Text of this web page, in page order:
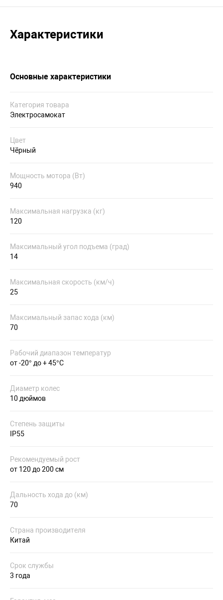
Характеристики
Основные характеристики
Категория товара
Электросамокат
Цвет
Чёрный
Мощность мотора (Вт)
940
Максимальная нагрузка (кг)
120
Максимальный угол подъема (град)
14
Максимальная скорость (км/ч)
25
Максимальный запас хода (км)
70
Рабочий диапазон температур
от -20° до + 45°С
Диаметр колес
10 дюймов
Степень защиты
IP55
Рекомендуемый рост
от 120 до 200 см
Дальность хода до (км)
70
Страна производителя
Китай
Срок службы
3 года